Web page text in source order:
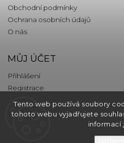
Tento web používá soubory
tohoto webu vyjadřujete
informací
Obchodní podmínky
Ochrana osobních údajů
O nás
MŮJ ÚČET
Přihlášení
Registrace
KONTAKT